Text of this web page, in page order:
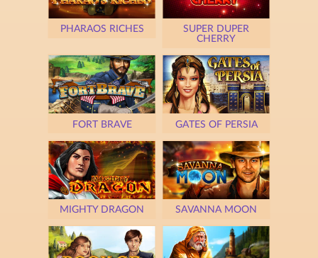
PHARAOS RICHES
SUPER DUPER
CHERRY
FORT BRAVE GATES OF PERSIA
MIGHTY DRAGON SAVANNA MOON